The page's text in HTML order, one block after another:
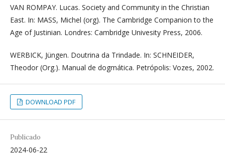
VAN ROMPAY. Lucas. Society and Community in the Christian
East. In: MASS, Michel (org). The Cambridge Companion to the
Age of Justinian. Londres: Cambridge Univesity Press, 2006.
WERBICK, Jüngen. Doutrina da Trindade. In: SCHNEIDER,
Theodor (Org.). Manual de dogmática. Petrópolis: Vozes, 2002.
DOWNLOAD PDF
Publicado
2024-06-22